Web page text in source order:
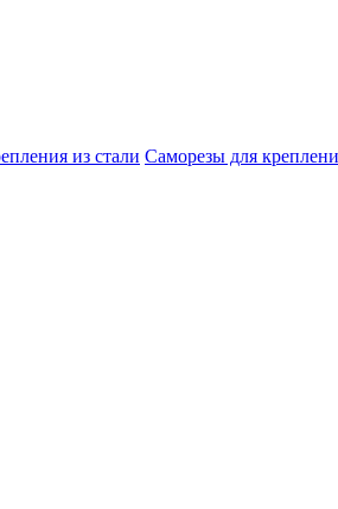
из стали Саморезы для